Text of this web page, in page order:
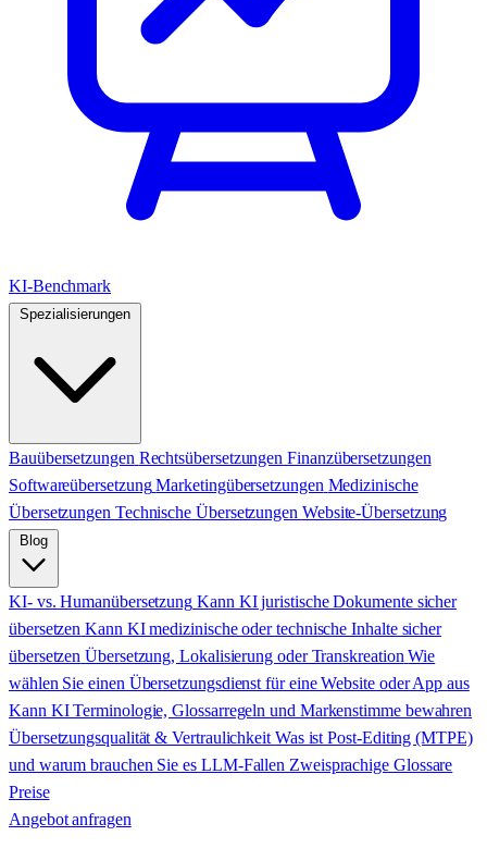
KI-Benchmark
Bauübersetzungen Rechtsübersetzungen Finanzübersetzungen
Softwareübersetzung Marketingübersetzungen Medizinische
Übersetzungen Technische Übersetzungen Website-Übersetzung
KI- vs. Humanübersetzung Kann KI juristische Dokumente sicher
übersetzen Kann KI medizinische oder technische Inhalte sicher
übersetzen Übersetzung, Lokalisierung oder Transkreation Wie
wählen Sie einen Übersetzungsdienst für eine Website oder App aus
Kann KI Terminologie, Glossarregeln und Markenstimme bewahren
Übersetzungsqualität & Vertraulichkeit Was ist Post-Editing (MTPE)
und warum brauchen Sie es LLM-Fallen Zweisprachige Glossare
Preise
Angebot anfragen